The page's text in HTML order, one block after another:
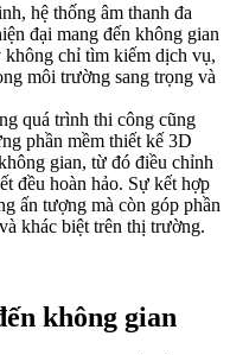
hệ thống âm thanh đa
đại mang đến không gian
chỉ tìm kiếm dịch vụ,
môi trường sang trọng và
quá trình thi công cũng
phần mềm thiết kế 3D
gian, từ đó điều chỉnh
đều hoàn hảo. Sự kết hợp
ấn tượng mà còn góp phần
khác biệt trên thị trường.
không gian